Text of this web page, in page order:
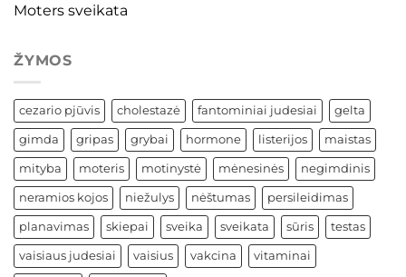
Moters sveikata
ŽYMOS
cezario pjūvis cholestazė fantominiai judesiai gelta
gimda gripas grybai hormone listerijos maistas
mityba moteris motinystė mėnesinės negimdinis
neramios kojos niežulys nėštumas persileidimas
planavimas skiepai sveika sveikata sūris testas
vaisiaus judesiai vaisius vakcina vitaminai